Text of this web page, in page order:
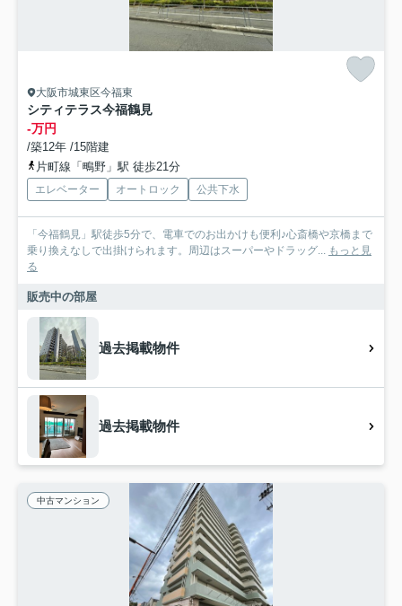
大阪市城東区今福東
シティテラス今福鶴見
-万円
/築12年 /15階建
片町線「鴫野」駅 徒歩21分
エレベーター オートロック 公共下水
「今福鶴見」駅徒歩5分で、電車でのお出かけも便利♪心斎橋や京橋まで
乗り換えなしで出掛けられます。周辺はスーパーやドラッグ... もっと見
る
販売中の部屋
過去掲載物件
過去掲載物件
中古マンション